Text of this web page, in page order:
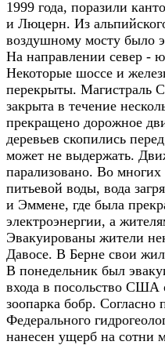
1999 года, поразили
и Люцерн. Из
воздушному мосту было
На направлении север -
Некоторые шоссе и
перекрыты. Магистраль
закрыта в течение
прекращено дорожное
деревьев скопились
может не выдержать.
парализовано. Во многих
питьевой воды, вода
и Эммене, где была
электроэнергии, а
Эвакуированы жители
Давосе. В Берне свои
В понедельник был
входа в посольство США
зоопарка бобр.
Федерального
нанесен ущерб на сотни